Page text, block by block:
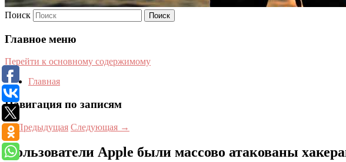
Поиск
Главное меню
Перейти к основному содержимому
Главная
Навигация по записям
←Предыдущая Следующая →
Пользователи Apple были массово атакованы